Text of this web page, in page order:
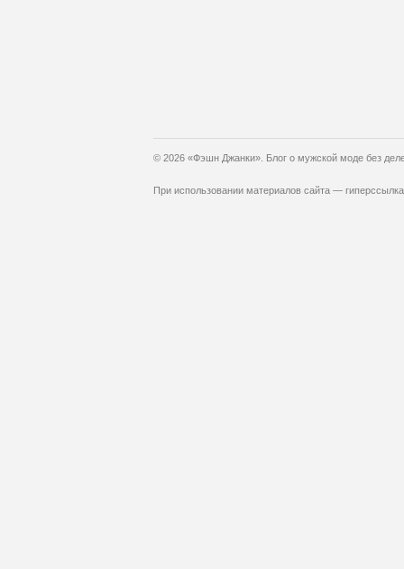
© 2026 «Фэшн Джанки». Блог о мужской моде без
При использовании материалов сайта —